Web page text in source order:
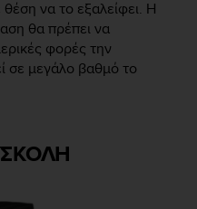
να το εξαλείφει. Η
θα πρέπει να
φορές την
σε μεγάλο βαθμό το